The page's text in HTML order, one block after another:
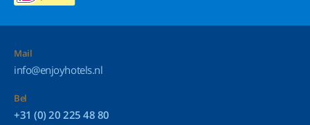
Mail
info@enjoyhotels.nl
Bel
+31 (0) 20 225 48 80